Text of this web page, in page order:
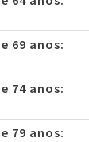
69 anos:
74 anos:
79 anos: